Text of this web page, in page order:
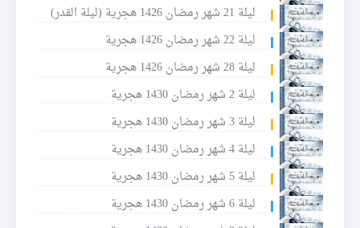
ليلة 21 شهر رمضان 1426 هجرية (ليلة القدر)
ليلة 22 شهر رمضان 1426 هجرية
ليلة 28 شهر رمضان 1426 هجرية
ليلة 2 شهر رمضان 1430 هجرية
ليلة 3 شهر رمضان 1430 هجرية
ليلة 4 شهر رمضان 1430 هجرية
ليلة 5 شهر رمضان 1430 هجرية
ليلة 6 شهر رمضان 1430 هجرية